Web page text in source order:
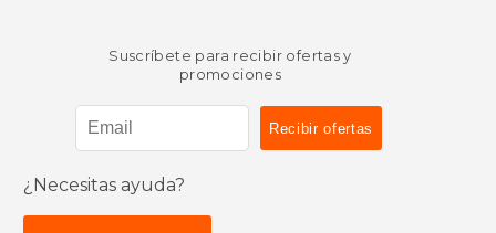
Suscríbete para recibir ofertas y
promociones
¿Necesitas ayuda?